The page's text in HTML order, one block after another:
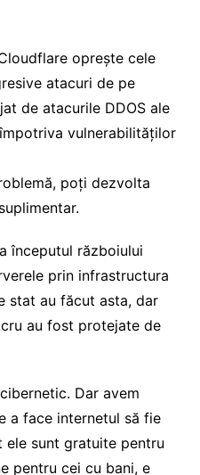
oprește cele
atacuri de pe
de atacurile DDOS ale
vulnerabilităților
poți dezvolta
începutul războiului
prin infrastructura
stat au făcut asta, dar
au fost protejate de
Dar avem
a face internetul să fie
sunt gratuite pentru
pentru cei cu bani, e